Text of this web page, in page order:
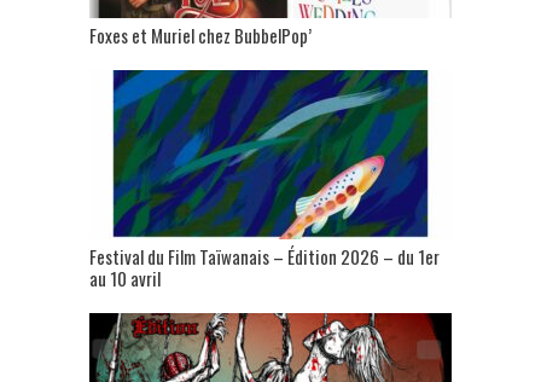
Foxes et Muriel chez BubbelPop’
Festival du Film Taïwanais – Édition 2026 – du 1er
au 10 avril